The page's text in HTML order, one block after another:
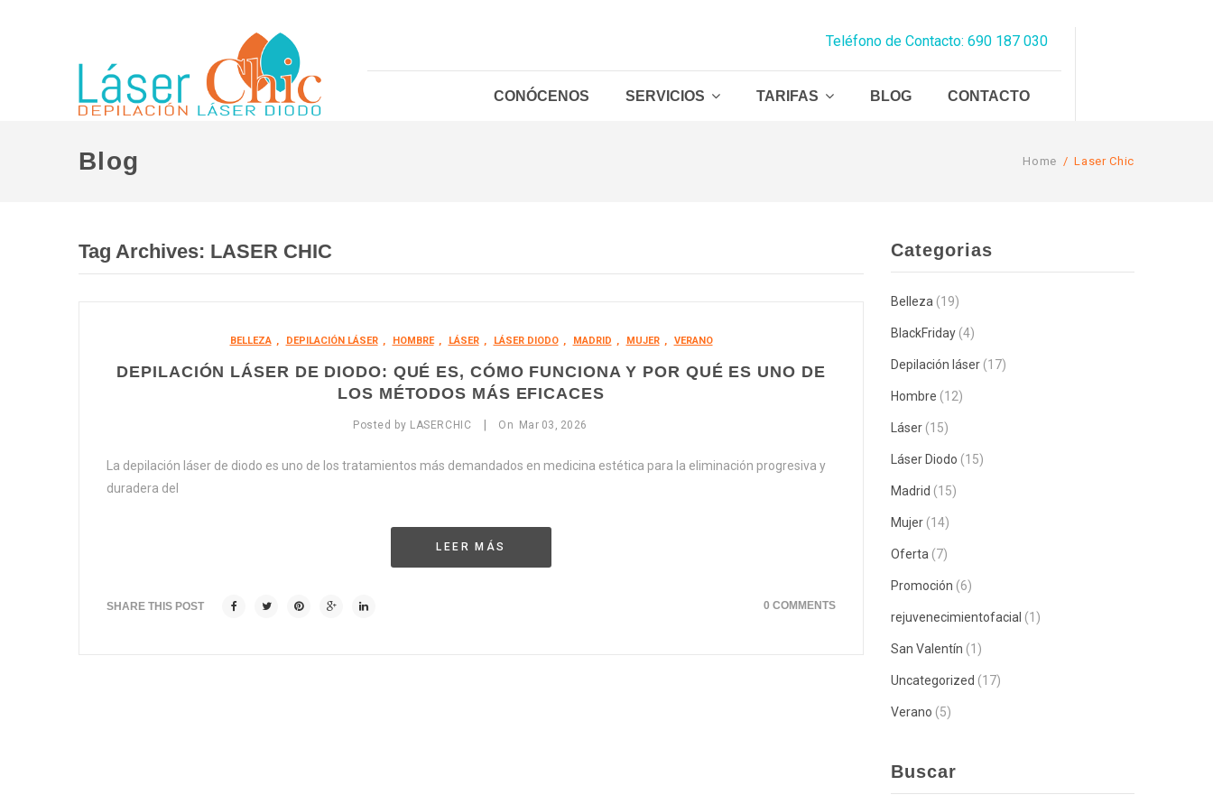
Teléfono de Contacto: 690 187 030
CONÓCENOS SERVICIOS TARIFAS BLOG CONTACTO
Blog Home / Laser Chic
Tag Archives: LASER CHIC
BELLEZA , DEPILACIÓN LÁSER , HOMBRE , LÁSER , LÁSER DIODO , MADRID , MUJER , VERANO
DEPILACIÓN LÁSER DE DIODO: QUÉ ES, CÓMO FUNCIONA Y POR QUÉ ES UNO DE
LOS MÉTODOS MÁS EFICACES
Posted by LASERCHIC On Mar 03, 2026
La depilación láser de diodo es uno de los tratamientos más demandados en medicina estética para la eliminación progresiva y
duradera del
LEER MÁS
SHARE THIS POST 0 COMMENTS
Categorias
Belleza (19)
BlackFriday (4)
Depilación láser (17)
Hombre (12)
Láser (15)
Láser Diodo (15)
Madrid (15)
Mujer (14)
Oferta (7)
Promoción (6)
rejuvenecimientofacial (1)
San Valentín (1)
Uncategorized (17)
Verano (5)
Buscar